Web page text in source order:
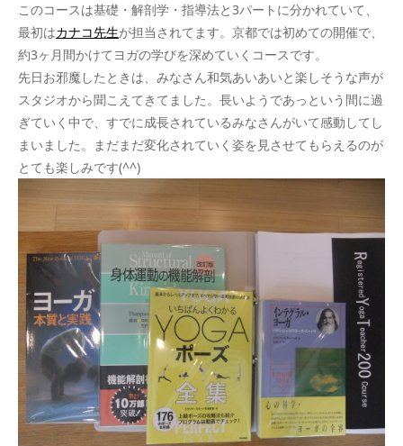
このコースは基礎・解剖学・指導法と3パートに分かれていて、
最初はカナコ先生が担当されてます。京都では初めての開催で、
約3ヶ月間かけてヨガの学びを深めていくコースです。
先日お邪魔したときは、みなさん和気あいあいと楽しそうな声が
スタジオから聞こえてきてました。長いようであっという間に過
ぎていく中で、すでに成長されているみなさんがいて感動してし
まいました。まだまだ変化されていく姿を見させてもらえるのが
とても楽しみです(^^)